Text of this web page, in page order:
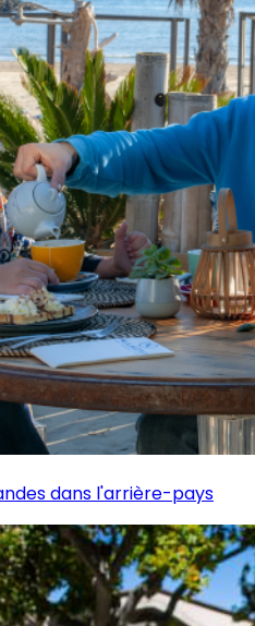
dans l'arrière-pays